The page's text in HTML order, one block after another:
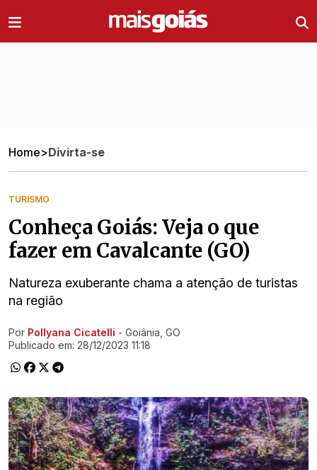
Home>Divirta-se
TURISMO
Conheça Goiás: Veja o que
fazer em Cavalcante (GO)
Natureza exuberante chama a atenção de turistas
na região
Ir direto pra matéria
Por Pollyana Cicatelli - Goiânia, GO
Publicado em: 28/12/2023 11:18